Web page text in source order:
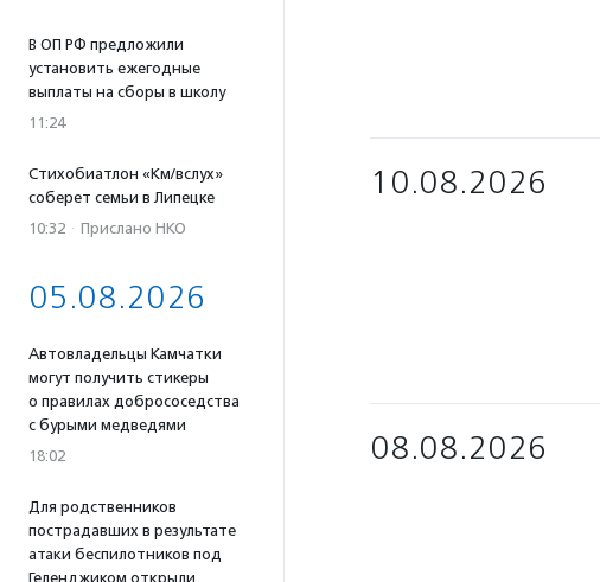
В ОП РФ предложили
установить ежегодные
выплаты на сборы в школу
11:24
Стихобиатлон «Км/вслух»
соберет семьи в Липецке
10:32 · Прислано НКО
05.08.2026
Автовладельцы Камчатки
могут получить стикеры
о правилах добрососедства
с бурыми медведями
18:02
Для родственников
пострадавших в результате
атаки беспилотников под
Геленджиком открыли
10.08.2026
08.08.2026